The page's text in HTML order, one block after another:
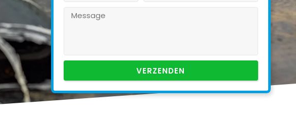
VERZENDEN